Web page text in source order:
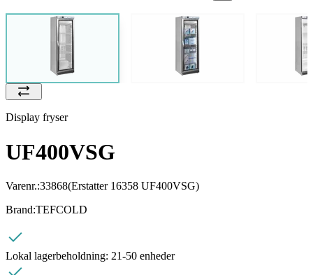
Display fryser
UF400VSG
Varenr.:33868(Erstatter 16358 UF400VSG)
Brand:TEFCOLD
Lokal lagerbeholdning: 21-50 enheder